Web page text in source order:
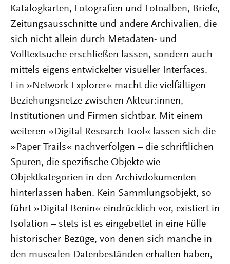
Katalogkarten, Fotografien und Fotoalben, Briefe,
Zeitungsausschnitte und andere Archivalien, die
sich nicht allein durch Metadaten- und
Volltextsuche erschließen lassen, sondern auch
mittels eigens entwickelter visueller Interfaces.
Ein »Network Explorer« macht die vielfältigen
Beziehungsnetze zwischen Akteur:innen,
Institutionen und Firmen sichtbar. Mit einem
weiteren »Digital Research Tool« lassen sich die
»Paper Trails« nachverfolgen – die schriftlichen
Spuren, die spezifische Objekte wie
Objektkategorien in den Archivdokumenten
hinterlassen haben. Kein Sammlungsobjekt, so
führt »Digital Benin« eindrücklich vor, existiert in
Isolation – stets ist es eingebettet in eine Fülle
historischer Bezüge, von denen sich manche in
den musealen Datenbeständen erhalten haben,